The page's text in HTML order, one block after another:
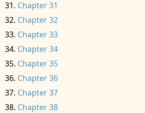
Chapter 31
Chapter 32
Chapter 33
Chapter 34
Chapter 35
Chapter 36
Chapter 37
Chapter 38